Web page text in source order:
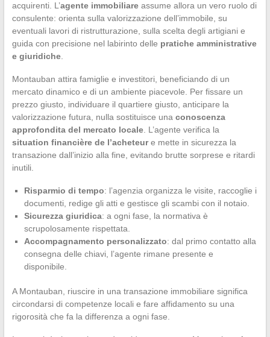
acquirenti. L’agente immobiliareassume allora un vero ruolo di
consulente: orienta sulla valorizzazione dell’immobile, su
eventuali lavori di ristrutturazione, sulla scelta degli artigiani e
guida con precisione nel labirinto delle pratiche amministrative
e giuridiche.
Montauban attira famiglie e investitori, beneficiando di un
mercato dinamico e di un ambiente piacevole. Per fissare un
prezzo giusto, individuare il quartiere giusto, anticipare la
valorizzazione futura, nulla sostituisce una conoscenza
approfondita del mercato locale. L’agente verifica la
situation financière de l’acheteure mette in sicurezza la
transazione dall’inizio alla fine, evitando brutte sorprese e ritardi
inutili.
Risparmio di tempo: l’agenzia organizza le visite, raccoglie i
documenti, redige gli atti e gestisce gli scambi con il notaio.
Sicurezza giuridica: a ogni fase, la normativa è
scrupolosamente rispettata.
Accompagnamento personalizzato: dal primo contatto alla
consegna delle chiavi, l’agente rimane presente e
disponibile.
A Montauban, riuscire in una transazione immobiliare significa
circondarsi di competenze locali e fare affidamento su una
rigorosità che fa la differenza a ogni fase.